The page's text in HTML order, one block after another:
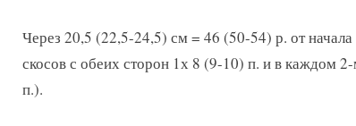
Через 20,5 (22,5-24,5) см = 46 (50-54) р. от
скосов с обеих сторон 1х 8 (9-10) п. и в каждом
п.).